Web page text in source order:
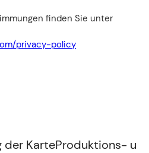
finden Sie unter
privacy-policy
der KarteProduktions-